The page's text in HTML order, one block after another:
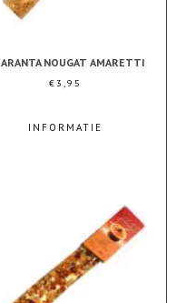
NOUGAT AMARETTI
€3,95
INFORMATIE